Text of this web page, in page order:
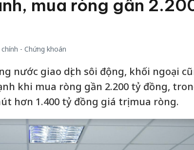
mua ròng gần
- Chứng khoán
nước giao dịch sôi động, khối ngoại
khi mua ròng gần 2.200 tỷ đồng,
hơn 1.400 tỷ đồng giá trị mua ròng.